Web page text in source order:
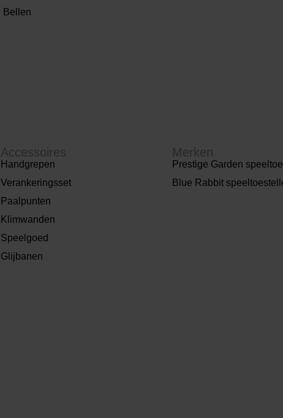
Bellen
Accessoires
Handgrepen
Verankeringsset
Paalpunten
Klimwanden
Speelgoed
Glijbanen
Merken
Prestige Garden
Blue Rabbit